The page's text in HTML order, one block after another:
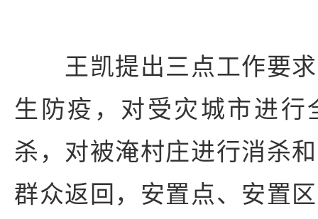
王凯提出三点工作要求
生防疫，对受灾城市进行
杀，对被淹村庄进行消杀
群众返回，安置点、安置